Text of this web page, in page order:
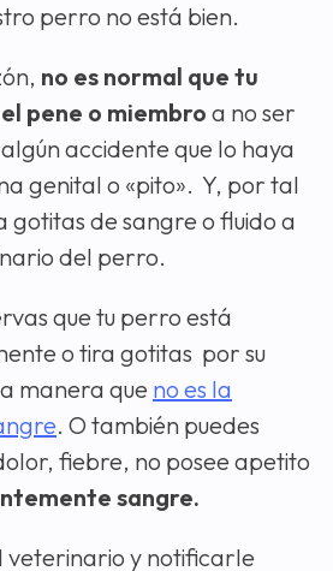
perro no está bien.
no es normal que tu
pene o miembro a no ser
accidente que lo haya
genital o «pito». Y, por tal
gotitas de sangre o fluido a
del perro.
que tu perro está
o tira gotitas por su
manera que no es la
. O también puedes
fiebre, no posee apetito
sangre.
veterinario y notificarle